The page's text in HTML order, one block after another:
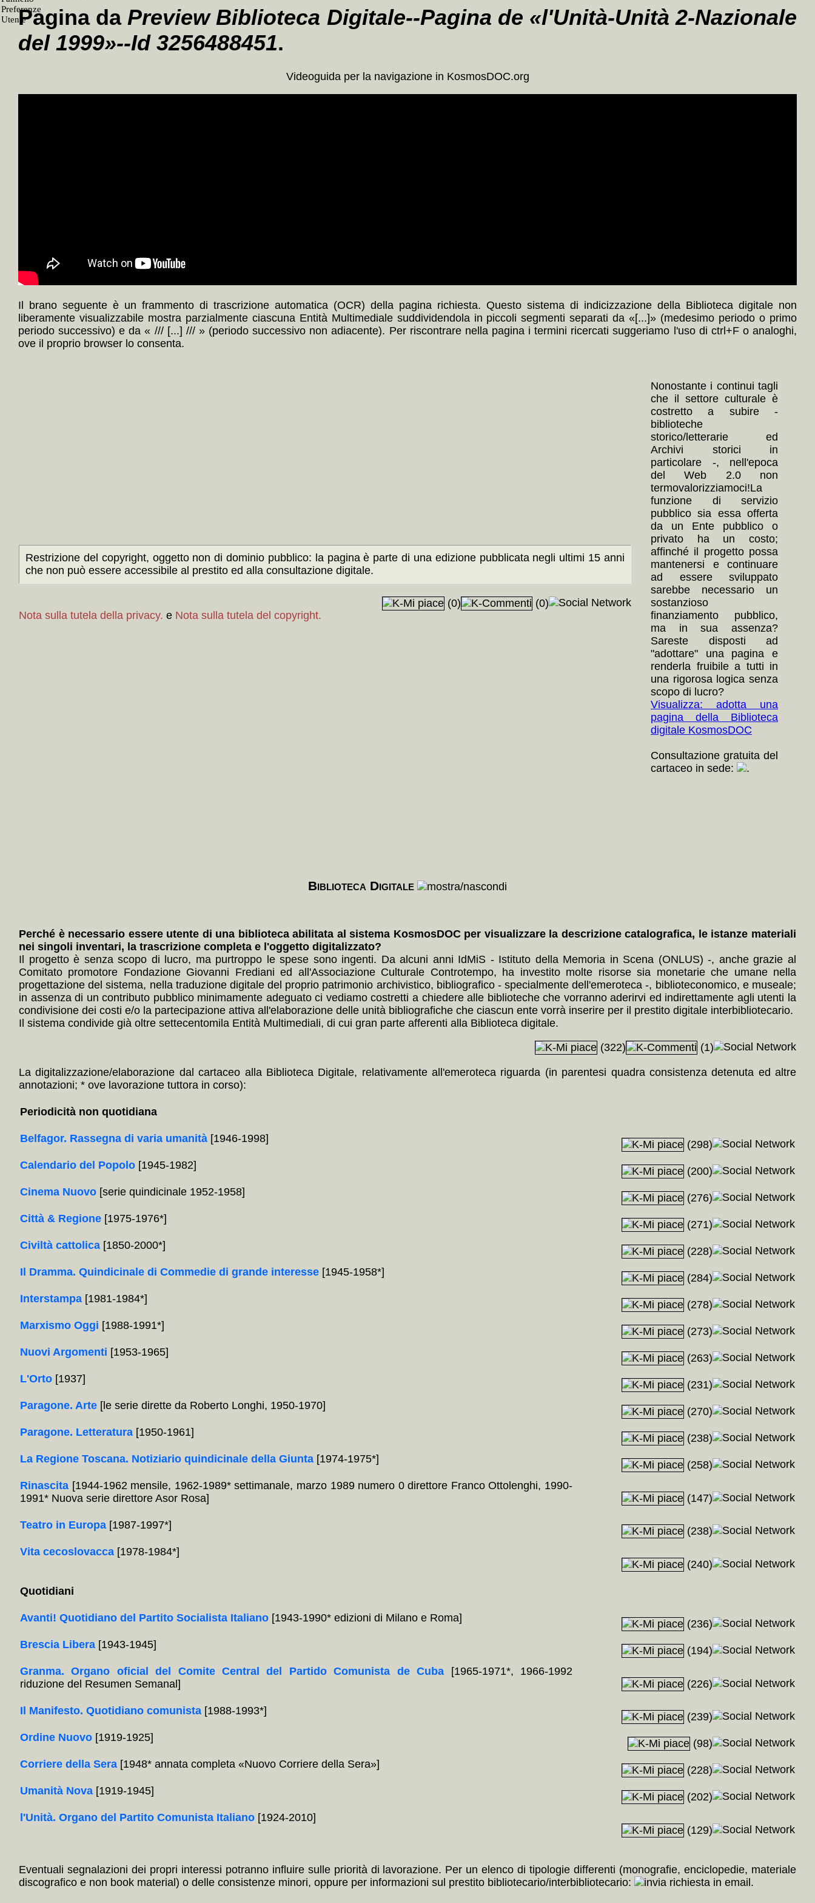
Pagina da Preview Biblioteca Digitale--Pagina de «l'Unità-Unità 2-Nazionale
del 1999»--Id 3256488451.
Videoguida per la navigazione in KosmosDOC.org
Il brano seguente è un frammento di trascrizione automatica (OCR) della pagina richiesta. Questo sistema di indicizzazione della Biblioteca digitale non
liberamente visualizzabile mostra parzialmente ciascuna Entità Multimediale suddividendola in piccoli segmenti separati da «[...]» (medesimo periodo o primo
periodo successivo) e da « /// [...] /// » (periodo successivo non adiacente). Per riscontrare nella pagina i termini ricercati suggeriamo l'uso di ctrl+F o analoghi,
ove il proprio browser lo consenta.
Restrizione del copyright, oggetto non di dominio pubblico: la pagina è parte di una edizione pubblicata negli ultimi 15 anni
che non può essere accessibile al prestito ed alla consultazione digitale.
(0)
(0)
Nota sulla tutela della privacy. e Nota sulla tutela del copyright.
Nonostante i continui tagli
che il settore culturale è
costretto a subire -
biblioteche
storico/letterarie ed
Archivi storici in
particolare -, nell'epoca
del Web 2.0 non
termovalorizziamoci!La
funzione di servizio
pubblico sia essa offerta
da un Ente pubblico o
privato ha un costo;
affinché il progetto possa
mantenersi e continuare
ad essere sviluppato
sarebbe necessario un
sostanzioso
finanziamento pubblico,
ma in sua assenza?
Sareste disposti ad
"adottare" una pagina e
renderla fruibile a tutti in
una rigorosa logica senza
scopo di lucro?
Visualizza: adotta una
pagina della Biblioteca
digitale KosmosDOC
Consultazione gratuita del
cartaceo in sede:
.
Biblioteca Digitale
Perché è necessario essere utente di una biblioteca abilitata al sistema KosmosDOC per visualizzare la descrizione catalografica, le istanze materiali
nei singoli inventari, la trascrizione completa e l'oggetto digitalizzato?
Il progetto è senza scopo di lucro, ma purtroppo le spese sono ingenti. Da alcuni anni IdMiS - Istituto della Memoria in Scena (ONLUS) -, anche grazie al
Comitato promotore Fondazione Giovanni Frediani ed all'Associazione Culturale Controtempo, ha investito molte risorse sia monetarie che umane nella
progettazione del sistema, nella traduzione digitale del proprio patrimonio archivistico, bibliografico - specialmente dell'emeroteca -, biblioteconomico, e museale;
in assenza di un contributo pubblico minimamente adeguato ci vediamo costretti a chiedere alle biblioteche che vorranno aderirvi ed indirettamente agli utenti la
condivisione dei costi e/o la partecipazione attiva all'elaborazione delle unità bibliografiche che ciascun ente vorrà inserire per il prestito digitale interbibliotecario.
Il sistema condivide già oltre settecentomila Entità Multimediali, di cui gran parte afferenti alla Biblioteca digitale.
(322)
(1)
La digitalizzazione/elaborazione dal cartaceo alla Biblioteca Digitale, relativamente all'emeroteca riguarda (in parentesi quadra consistenza detenuta ed altre
annotazioni; * ove lavorazione tuttora in corso):
Periodicità non quotidiana
Belfagor. Rassegna di varia umanità [1946-1998]
(298)
Calendario del Popolo [1945-1982]
(200)
Cinema Nuovo [serie quindicinale 1952-1958]
(276)
Città & Regione [1975-1976*]
(271)
Civiltà cattolica [1850-2000*]
(228)
Il Dramma. Quindicinale di Commedie di grande interesse [1945-1958*]
(284)
Interstampa [1981-1984*]
(278)
Marxismo Oggi [1988-1991*]
(273)
Nuovi Argomenti [1953-1965]
(263)
L'Orto [1937]
(231)
Paragone. Arte [le serie dirette da Roberto Longhi, 1950-1970]
(270)
Paragone. Letteratura [1950-1961]
(238)
La Regione Toscana. Notiziario quindicinale della Giunta [1974-1975*]
(258)
Rinascita [1944-1962 mensile, 1962-1989* settimanale, marzo 1989 numero 0 direttore Franco Ottolenghi, 1990-
1991* Nuova serie direttore Asor Rosa]
(147)
Teatro in Europa [1987-1997*]
(238)
Vita cecoslovacca [1978-1984*]
(240)
Quotidiani
Avanti! Quotidiano del Partito Socialista Italiano [1943-1990* edizioni di Milano e Roma]
(236)
Brescia Libera [1943-1945]
(194)
Granma. Organo oficial del Comite Central del Partido Comunista de Cuba [1965-1971*, 1966-1992
riduzione del Resumen Semanal]
(226)
Il Manifesto. Quotidiano comunista [1988-1993*]
(239)
Ordine Nuovo [1919-1925]
(98)
Corriere della Sera [1948* annata completa «Nuovo Corriere della Sera»]
(228)
Umanità Nova [1919-1945]
(202)
l'Unità. Organo del Partito Comunista Italiano [1924-2010]
(129)
Eventuali segnalazioni dei propri interessi potranno influire sulle priorità di lavorazione. Per un elenco di tipologie differenti (monografie, enciclopedie, materiale
discografico e non book material) o delle consistenze minori, oppure per informazioni sul prestito bibliotecario/interbibliotecario:
.